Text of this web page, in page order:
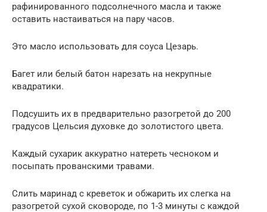
рафинированного подсолнечного масла и также
оставить настаиваться на пару часов.
Это масло использовать для соуса Цезарь.
Багет или белый батон нарезать на некрупные
квадратики.
Подсушить их в предварительно разогретой до 200
градусов Цельсия духовке до золотистого цвета.
Каждый сухарик аккуратно натереть чесноком и
посыпать прованскими травами.
Слить маринад с креветок и обжарить их слегка на
разогретой сухой сковороде, по 1-3 минуты с каждой